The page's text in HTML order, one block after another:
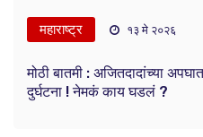
महाराष्ट्र १३ मे २०२६
मोठी बातमी : अजितदादांच्या
दुर्घटना ! नेमकं काय घडलं ?